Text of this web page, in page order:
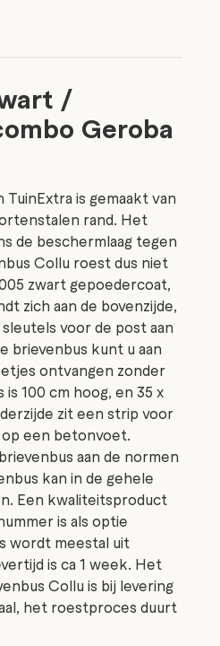
/
Geroba
is gemaakt van
rand. Het
de beschermlaag tegen
Collu roest dus niet
zwart gepoedercoat,
zich aan de bovenzijde,
voor de post aan
brievenbus kunt u aan
ontvangen zonder
100 cm hoog, en 35 x
zit een strip voor
een betonvoet.
aan de normen
kan in de gehele
Een kwaliteitsproduct
is als optie
wordt meestal uit
is ca 1 week. Het
Collu is bij levering
het roestproces duurt